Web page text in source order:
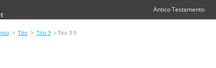
Antico Testamento
> Tito > Tito 3 > Tito 3 9